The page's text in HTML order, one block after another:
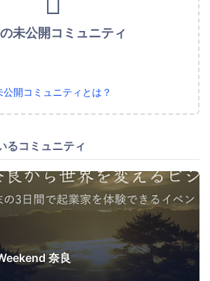
未公開コミュニティ
公開コミュニティとは？
るコミュニティ
奈良